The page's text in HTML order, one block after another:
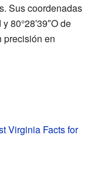
Sus coordenadas
80°28′39″O de
precisión en
Virginia Facts for